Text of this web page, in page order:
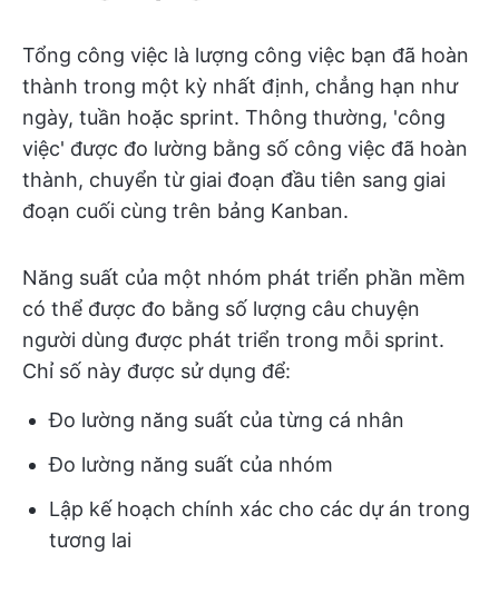
Tổng công việc là lượng công việc bạn đã hoàn
thành trong một kỳ nhất định, chẳng hạn như
ngày, tuần hoặc sprint. Thông thường, 'công
việc' được đo lường bằng số công việc đã hoàn
thành, chuyển từ giai đoạn đầu tiên sang giai
đoạn cuối cùng trên bảng Kanban.
Năng suất của một nhóm phát triển phần mềm
có thể được đo bằng số lượng câu chuyện
người dùng được phát triển trong mỗi sprint.
Chỉ số này được sử dụng để:
Đo lường năng suất của từng cá nhân
Đo lường năng suất của nhóm
Lập kế hoạch chính xác cho các dự án trong
tương lai